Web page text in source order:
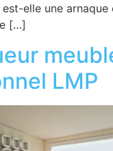
elle une arnaque
[…]
LMP